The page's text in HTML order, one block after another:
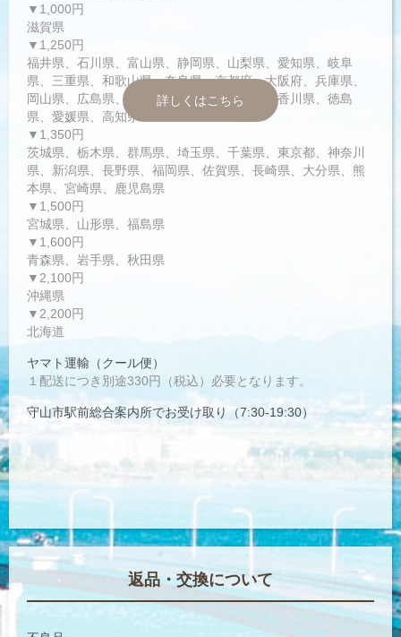
▼1,000円
滋賀県
▼1,250円
福井県、石川県、富山県、静岡県、山梨県、愛知県、岐阜
県、三重県、和歌山県、奈良県、京都府、大阪府、兵庫県、
岡山県、広島県、鳥取県、島根県、山口県、香川県、徳島
県、愛媛県、高知県
▼1,350円
茨城県、栃木県、群馬県、埼玉県、千葉県、東京都、神奈川
県、新潟県、長野県、福岡県、佐賀県、長崎県、大分県、熊
本県、宮崎県、鹿児島県
▼1,500円
宮城県、山形県、福島県
▼1,600円
青森県、岩手県、秋田県
▼2,100円
沖縄県
▼2,200円
北海道
ヤマト運輸（クール便）
１配送につき別途330円（税込）必要となります。
守山市駅前総合案内所でお受け取り（7:30-19:30）
詳しくはこちら
返品・交換について